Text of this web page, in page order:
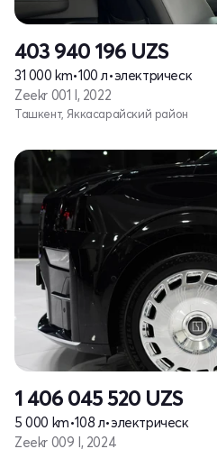
403 940 196 UZS
31 000 km•100 л•электрическ
Zeekr 001 I, 2022
Ташкент, Яккасарайский район
1 406 045 520 UZS
5 000 km•108 л•электрическ
Zeekr 009 I, 2024